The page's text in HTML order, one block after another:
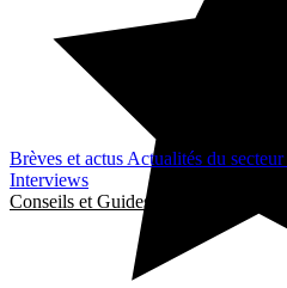
Brèves et actus Actualités du secteur
Interviews
Conseils et Guides